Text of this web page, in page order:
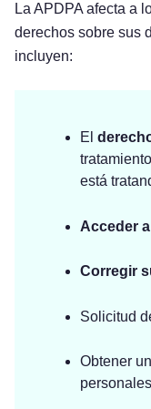
La APDPA afecta a
derechos sobre sus
incluyen:
El
está
Acceder a
Corregir
Solicitud
Obtener